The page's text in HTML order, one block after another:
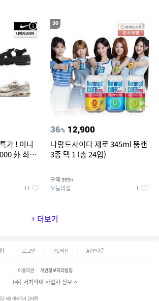
가 ! 이니
外 최대
11
30
36% 12,900
나랑드사이다 제로 345ml 뚱캔
3종 택 1 (총 24입)
구매 999+
오늘의집 1
+ 더보기
로그인 PC버전 APP다운
이용약관 개인정보처리방침
(주) 서치파이 사업자 정보
5층 대표이사 김태묵